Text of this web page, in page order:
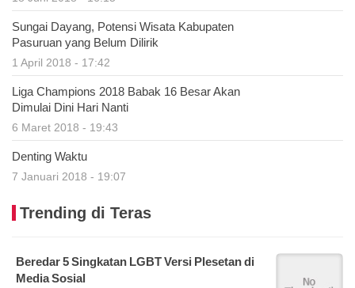
Sungai Dayang, Potensi Wisata Kabupaten
Pasuruan yang Belum Dilirik
1 April 2018 - 17:42
Liga Champions 2018 Babak 16 Besar Akan
Dimulai Dini Hari Nanti
6 Maret 2018 - 19:43
Denting Waktu
7 Januari 2018 - 19:07
Trending di Teras
Beredar 5 Singkatan LGBT Versi Plesetan di
Media Sosial